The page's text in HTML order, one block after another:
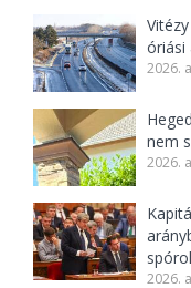
óriási
2026.
nem
2026.
2026.